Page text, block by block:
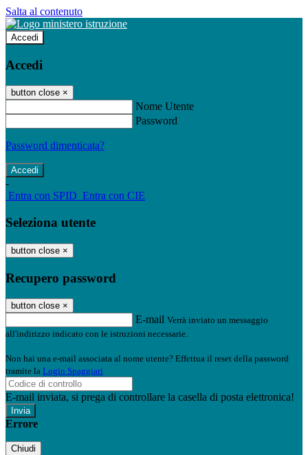
Salta al contenuto
Accedi
Accedi
button close ×
Nome Utente
Password
Password dimenticata?
-
Entra con SPID Entra con CIE
Seleziona utente
button close ×
Recupero password
button close ×
E-mail Verrà inviato un messaggio
all'indirizzo indicato con le istruzioni necessarie.
Non hai una e-mail associata al nome utente? Effettua il reset della password
tramite la Login Spaggiari
E-mail inviata, si prega di controllare la casella di posta elettronica!
Errore
Chiudi